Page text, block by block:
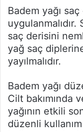
Badem yağı
saç derisini
yağ saç
yayılmalıdır.
Badem yağı
Cilt bakımında
yağının etkili
düzenli